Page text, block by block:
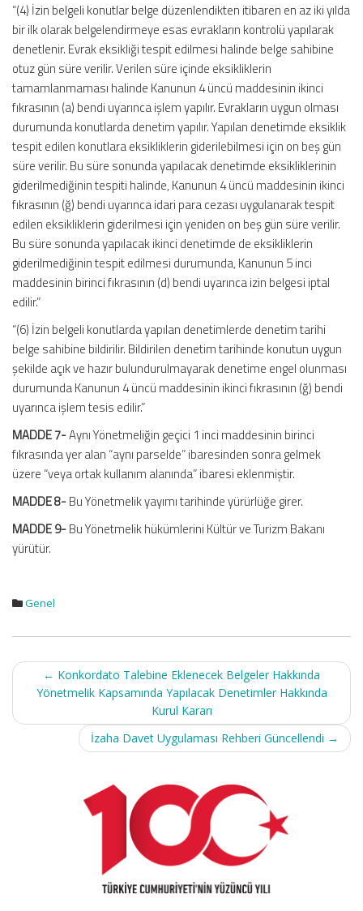
“(4) İzin belgeli konutlar belge düzenlendikten itibaren en az iki yılda
bir ilk olarak belgelendirmeye esas evrakların kontrolü yapılarak
denetlenir. Evrak eksikliği tespit edilmesi halinde belge sahibine
otuz gün süre verilir. Verilen süre içinde eksikliklerin
tamamlanmaması halinde Kanunun 4 üncü maddesinin ikinci
fıkrasının (a) bendi uyarınca işlem yapılır. Evrakların uygun olması
durumunda konutlarda denetim yapılır. Yapılan denetimde eksiklik
tespit edilen konutlara eksikliklerin giderilebilmesi için on beş gün
süre verilir. Bu süre sonunda yapılacak denetimde eksikliklerinin
giderilmediğinin tespiti halinde, Kanunun 4 üncü maddesinin ikinci
fıkrasının (ğ) bendi uyarınca idari para cezası uygulanarak tespit
edilen eksikliklerin giderilmesi için yeniden on beş gün süre verilir.
Bu süre sonunda yapılacak ikinci denetimde de eksikliklerin
giderilmediğinin tespit edilmesi durumunda, Kanunun 5 inci
maddesinin birinci fıkrasının (d) bendi uyarınca izin belgesi iptal
edilir.”
“(6) İzin belgeli konutlarda yapılan denetimlerde denetim tarihi
belge sahibine bildirilir. Bildirilen denetim tarihinde konutun uygun
şekilde açık ve hazır bulundurulmayarak denetime engel olunması
durumunda Kanunun 4 üncü maddesinin ikinci fıkrasının (ğ) bendi
uyarınca işlem tesis edilir.”
MADDE 7-Aynı Yönetmeliğin geçici 1 inci maddesinin birinci
fıkrasında yer alan “aynı parselde” ibaresinden sonra gelmek
üzere “veya ortak kullanım alanında” ibaresi eklenmiştir.
MADDE 8-Bu Yönetmelik yayımı tarihinde yürürlüğe girer.
MADDE 9-Bu Yönetmelik hükümlerini Kültür ve Turizm Bakanı
yürütür.
Genel
Post
navigation
← Konkordato Talebine Eklenecek Belgeler Hakkında
Yönetmelik Kapsamında Yapılacak Denetimler Hakkında
Kurul Kararı
İzaha Davet Uygulaması Rehberi Güncellendi →